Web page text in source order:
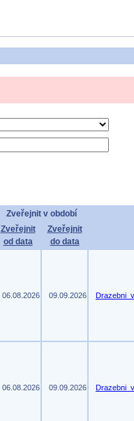
Zveřejnit v období
Zveřejnit
od data
Zveřejnit
do data
06.08.2026 09.09.2026
06.08.2026 09.09.2026